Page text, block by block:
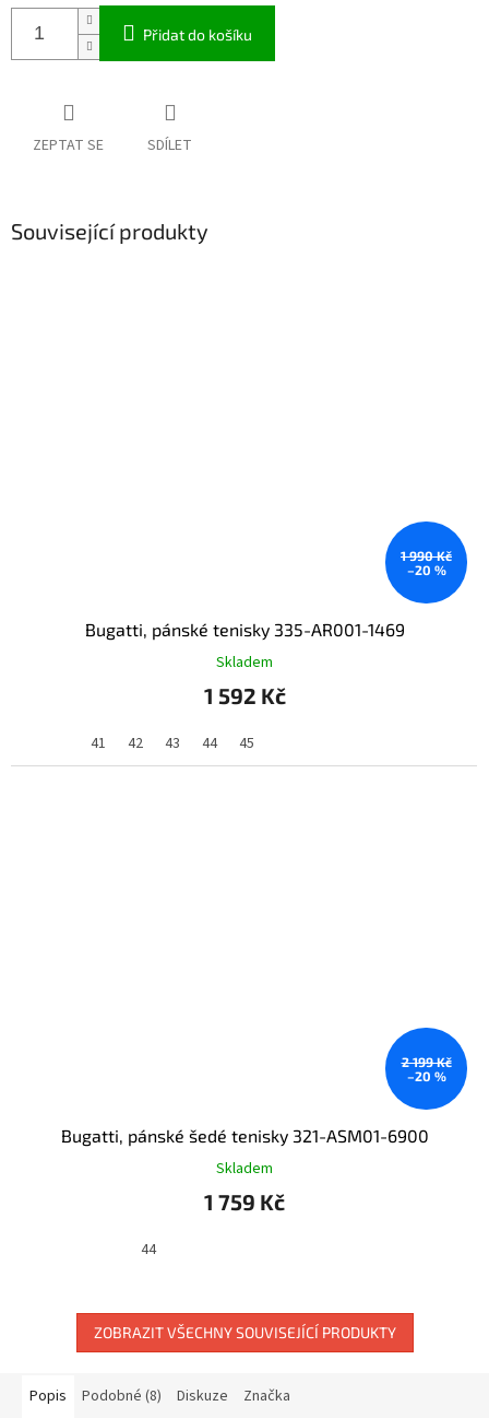
Přidat do košíku
ZEPTAT SE SDÍLET
Související produkty
1 990 Kč
–20 %
Bugatti, pánské tenisky 335-AR001-1469
Skladem
1 592 Kč
41 42 43 44 45
2 199 Kč
–20 %
Bugatti, pánské šedé tenisky 321-ASM01-6900
Skladem
1 759 Kč
44
ZOBRAZIT VŠECHNY SOUVISEJÍCÍ PRODUKTY
Popis Podobné (8) Diskuze Značka